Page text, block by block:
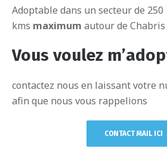
Adoptable dans un secteur de 250
kms maximum autour de Chabris
Vous voulez
contactez nous en laissant votre
afin que nous vous rappelions
CONTACT MAIL ICI